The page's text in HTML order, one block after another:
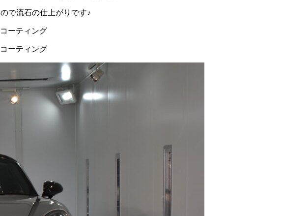
で流石の仕上がりです♪